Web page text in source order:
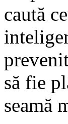
caută
să fie
seamă